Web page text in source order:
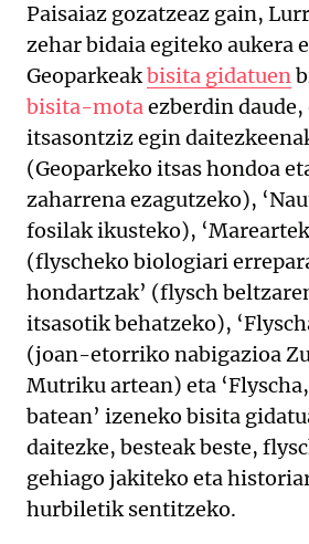
Paisaiaz gozatzeaz gain,
zehar bidaia egiteko aukera
Geoparkeakbisita gidatuen
bisita-motaezberdin
itsasontziz egin
(Geoparkeko itsas hondoa
zaharrena ezagutzeko),
fosilak ikusteko),
(flyscheko biologiari
hondartzak’ (flysch
itsasotik behatzeko),
(joan-etorriko nabigazioa
Mutriku artean) eta
batean’ izeneko bisita
daitezke, besteak beste,
gehiago jakiteko eta
hurbiletik sentitzeko.